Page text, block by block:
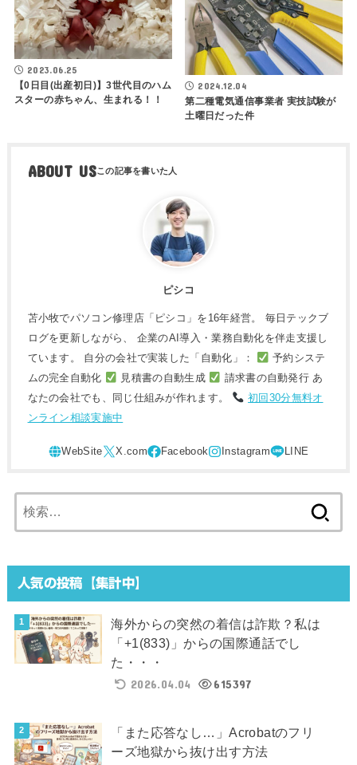
2023.06.25
【0日目(出産初日)】3世代目のハム
スターの赤ちゃん、生まれる！！
2024.12.04
第二種電気通信事業者 実技試験が
土曜日だった件
ABOUT US
ピシコ
苫小牧でパソコン修理店「ピシコ」を16年経営。 毎日テックブ
ログを更新しながら、 企業のAI導入・業務自動化を伴走支援し
ています。 自分の会社で実装した「自動化」：
予約システ
ムの完全自動化
見積書の自動生成
請求書の自動発行 あ
なたの会社でも、同じ仕組みが作れます。
初回30分無料オ
ンライン相談実施中
索:
人気の投稿【集計中】
海外からの突然の着信は詐欺？私は
「+1(833)」からの国際通話でし
た・・・
2026.04.04
615397
「また応答なし…」Acrobatのフリ
ーズ地獄から抜け出す方法